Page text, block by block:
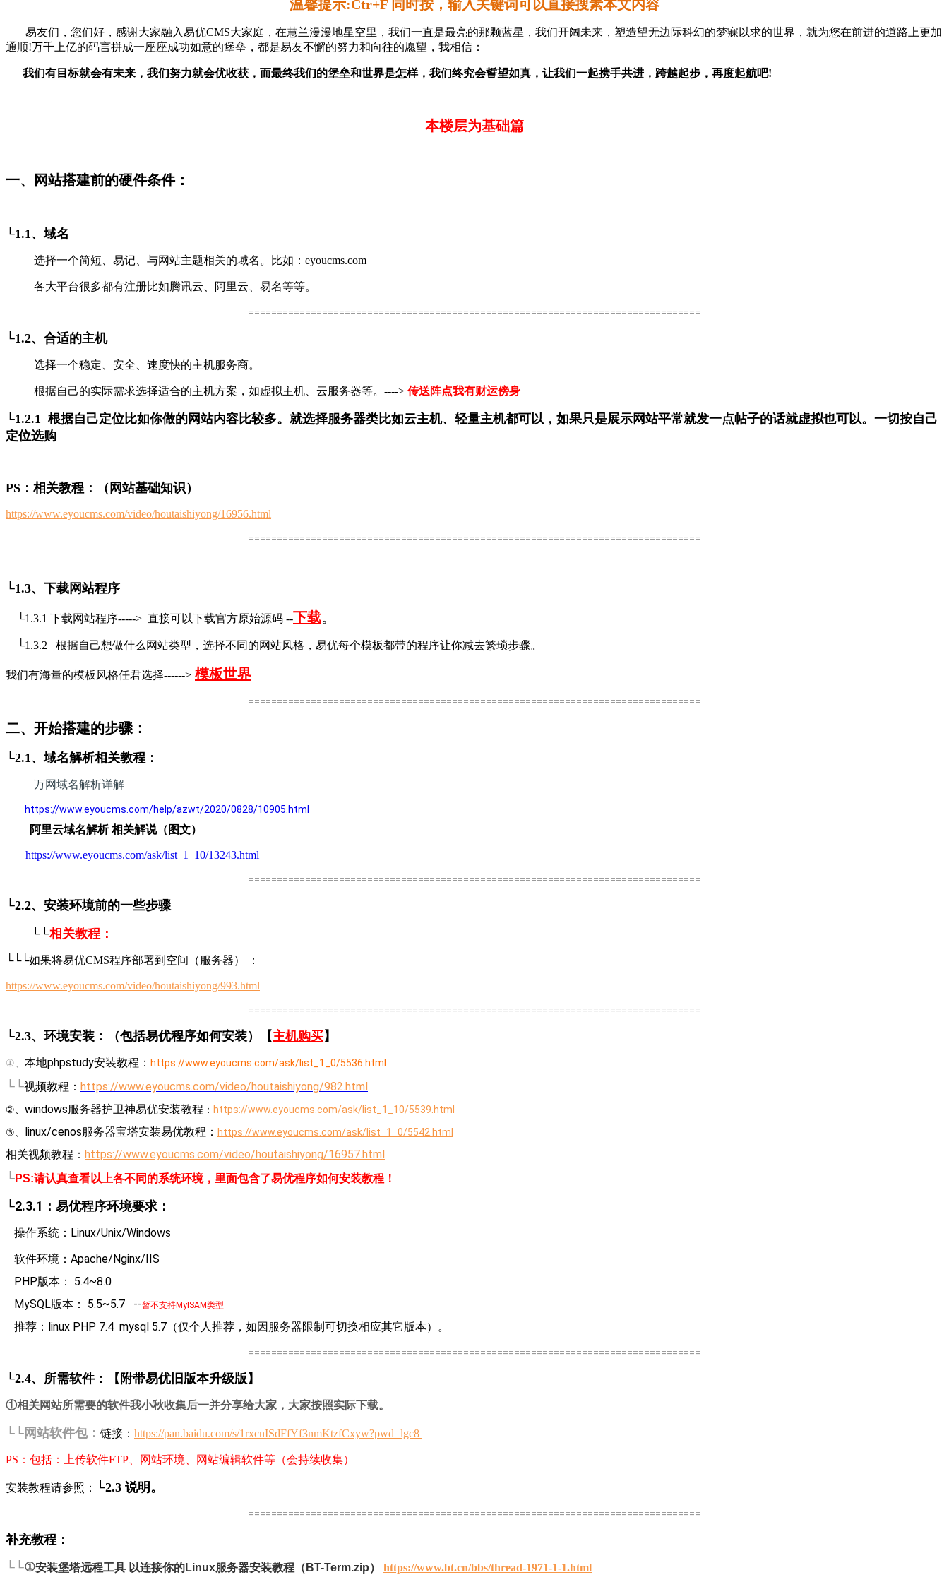
温馨提示:Ctr+F 同时按，输入关键词可以直接搜素本文内容
易友们，您们好，感谢大家融入易优CMS大家庭，在慧兰漫漫地星空里，我们一直是最亮的那颗蓝星，我们开阔未来，塑造望无边际科幻的梦寐以求的世界，就为您在前进的道路上更加
通顺!万千上亿的码言拼成一座座成功如意的堡垒，都是易友不懈的努力和向往的愿望，我相信：
我们有目标就会有未来，我们努力就会优收获，而最终我们的堡垒和世界是怎样，我们终究会誓望如真，让我们一起携手共进，跨越起步，再度起航吧!
本楼层为基础篇
一、网站搭建前的硬件条件：
└1.1、域名
选择一个简短、易记、与网站主题相关的域名。比如：eyoucms.com
各大平台很多都有注册比如腾讯云、阿里云、易名等等。
================================================================================
└1.2、合适的主机
选择一个稳定、安全、速度快的主机服务商。
根据自己的实际需求选择适合的主机方案，如虚拟主机、云服务器等。----> 传送阵点我有财运傍身
└1.2.1 根据自己定位比如你做的网站内容比较多。就选择服务器类比如云主机、轻量主机都可以，如果只是展示网站平常就发一点帖子的话就虚拟也可以。一切按自己
定位选购
PS：相关教程：（网站基础知识）
https://www.eyoucms.com/video/houtaishiyong/16956.html
================================================================================
└1.3、下载网站程序
└1.3.1 下载网站程序-----> 直接可以下载官方原始源码 --下载。
└1.3.2 根据自己想做什么网站类型，选择不同的网站风格，易优每个模板都带的程序让你减去繁琐步骤。
我们有海量的模板风格任君选择------> 模板世界
================================================================================
二、开始搭建的步骤：
└2.1、域名解析相关教程：
万网域名解析详解
https://www.eyoucms.com/help/azwt/2020/0828/10905.html
阿里云域名解析 相关解说（图文）
https://www.eyoucms.com/ask/list_1_10/13243.html
================================================================================
└2.2、安装环境前的一些步骤
└└相关教程：
└└└如果将易优CMS程序部署到空间（服务器） ：
https://www.eyoucms.com/video/houtaishiyong/993.html
================================================================================
└2.3、环境安装：（包括易优程序如何安装）【主机购买】
①、 本地phpstudy安装教程： https://www.eyoucms.com/ask/list_1_0/5536.html
└ └视频教程： https://www.eyoucms.com/video/houtaishiyong/982.html
②、 windows服务器护卫神易优安装教程 ： https://www.eyoucms.com/ask/list_1_10/5539.html
③、
linux/cenos服务器宝塔安装易优教程： https://www.eyoucms.com/ask/list_1_0/5542.html
相关视频教程： https://www.eyoucms.com/video/houtaishiyong/16957.html
└PS:请认真查看以上各不同的系统环境，里面包含了易优程序如何安装教程！
└2.3.1：易优程序环境要求：
操作系统：Linux/Unix/Windows
软件环境：Apache/Nginx/IIS
PHP版本： 5.4~8.0
MySQL版本： 5.5~5.7 --暂不支持MyISAM类型
推荐：linux PHP 7.4 mysql 5.7（仅个人推荐，如因服务器限制可切换相应其它版本）。
================================================================================
└2.4、所需软件：【附带易优旧版本升级版】
①相关网站所需要的软件我小秋收集后一并分享给大家，大家按照实际下载。
└ └网站软件包： 链接： https://pan.baidu.com/s/1rxcnISdFfYf3nmKtzfCxyw?pwd=lgc8
PS：包括：上传软件FTP、网站环境、网站编辑软件等（会持续收集）
安装教程请参照： └2.3 说明。
================================================================================
补充教程：
└ └①安装堡塔远程工具 以连接你的Linux服务器安装教程（BT-Term.zip） https://www.bt.cn/bbs/thread-1971-1-1.html